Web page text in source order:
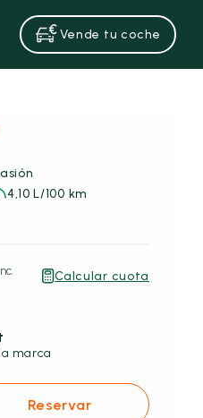
Vende tu coche
100 CV de ocasión
4,10 L/100 km
Calcular cuota
marca
Reservar